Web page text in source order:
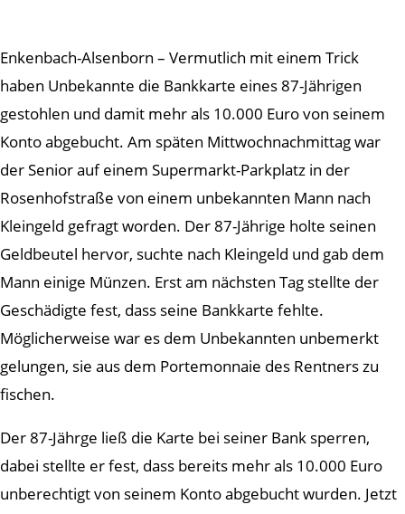
Enkenbach-Alsenborn – Vermutlich mit einem Trick
haben Unbekannte die Bankkarte eines 87-Jährigen
gestohlen und damit mehr als 10.000 Euro von seinem
Konto abgebucht. Am späten Mittwochnachmittag war
der Senior auf einem Supermarkt-Parkplatz in der
Rosenhofstraße von einem unbekannten Mann nach
Kleingeld gefragt worden. Der 87-Jährige holte seinen
Geldbeutel hervor, suchte nach Kleingeld und gab dem
Mann einige Münzen. Erst am nächsten Tag stellte der
Geschädigte fest, dass seine Bankkarte fehlte.
Möglicherweise war es dem Unbekannten unbemerkt
gelungen, sie aus dem Portemonnaie des Rentners zu
fischen.
Der 87-Jährge ließ die Karte bei seiner Bank sperren,
dabei stellte er fest, dass bereits mehr als 10.000 Euro
unberechtigt von seinem Konto abgebucht wurden. Jetzt